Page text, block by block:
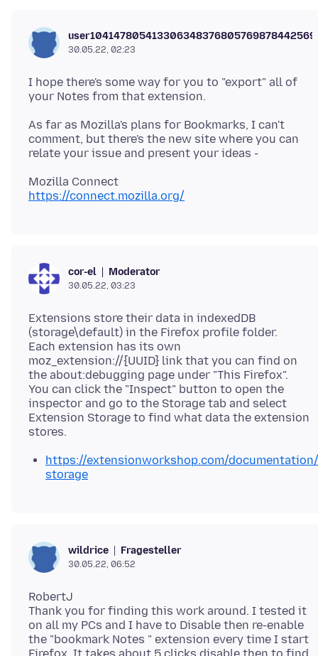
30.05.22, 02:23
I hope there's some way for you to "export" all of
As far as Mozilla's plans for Bookmarks, I can't
comment, but there's the new site where you can
https://connect.mozilla.org/
cor-el Moderator
30.05.22, 03:23
Extensions store their data in indexedDB
(storage\default) in the Firefox profile folder.
Each extension has its own
moz_extension://{UUID} link that you can find on
the about:debugging page under "This Firefox".
You can click the "Inspect" button to open the
inspector and go to the Storage tab and select
Extension Storage to find what data the extension
https://extensionworkshop.com/
storage
wildrice Fragesteller
30.05.22, 06:52
RobertJ
Thank you for finding this work around. I tested it
on all my PCs and I have to Disable then re-enable
the "bookmark Notes " extension every time I start